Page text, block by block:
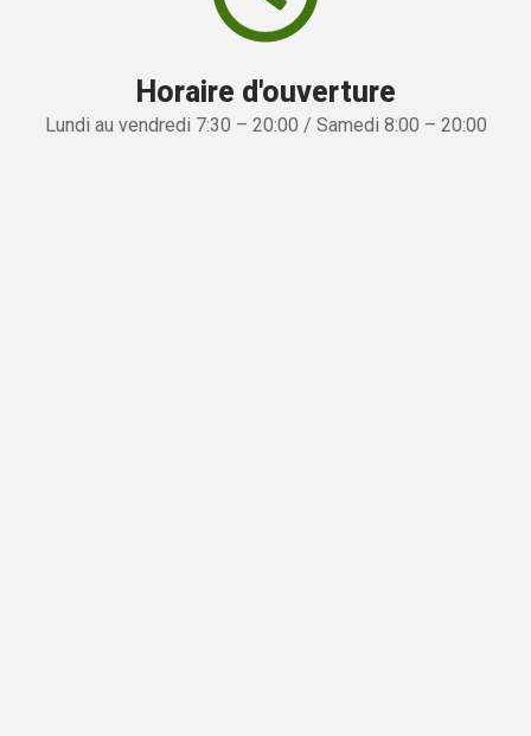
Horaire d'ouverture
Lundi au vendredi 7:30 – 20:00 / Samedi 8:00 – 20:00